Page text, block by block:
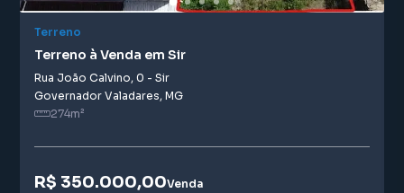
Terreno
Terreno à Venda em Sir
Rua João Calvino, 0 - Sir
Governador Valadares, MG
274m²
R$ 350.000,00Venda